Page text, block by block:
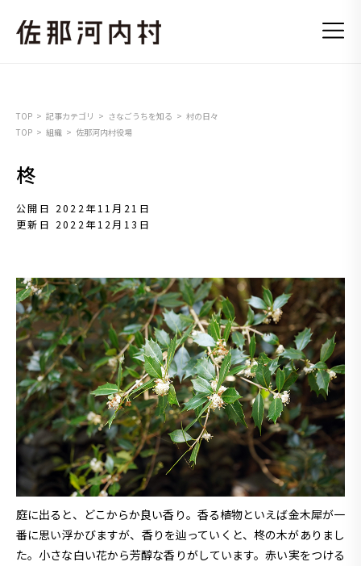
TOP 記事カテゴリ さなごうちを知る
村の日々
TOP
組織 佐那河内村役場
柊
公開日 2022年11月21日
更新日 2022年12月13日
庭に出ると、どこからか良い香り。香る植物といえば金木犀が一
番に思い浮かびますが、香りを辿っていくと、柊の木がありまし
た。小さな白い花から芳醇な香りがしています。赤い実をつける